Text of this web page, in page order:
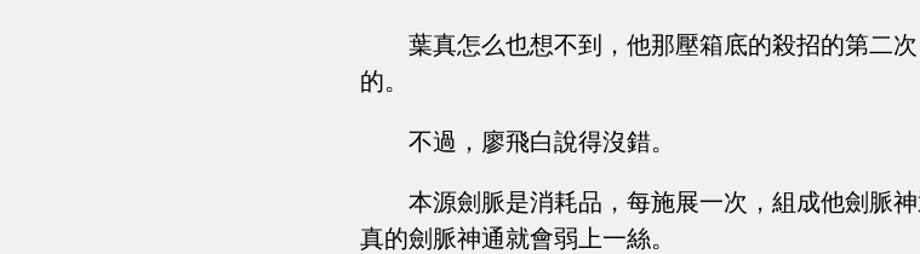
葉真怎么也想不到，他那壓箱底的殺招的第二
的。
不過，廖飛白說得沒錯。
本源劍脈是消耗品，每施展一次，組成他劍脈
真的劍脈神通就會弱上一絲。